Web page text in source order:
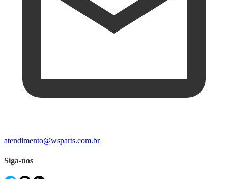
atendimento@wsparts.com.br
Siga-nos